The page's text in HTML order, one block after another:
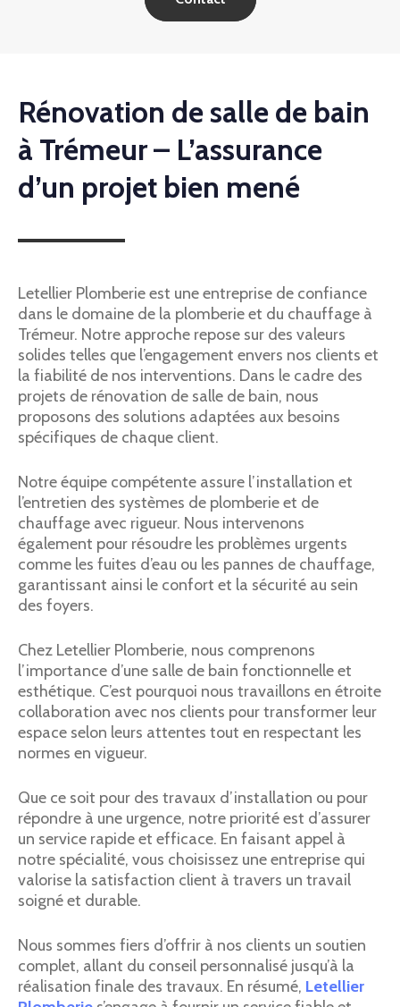
Rénovation de salle de bain
à Trémeur – L’assurance
d’un projet bien mené
Letellier Plomberie est une entreprise de confiance
dans le domaine de la plomberie et du chauffage à
Trémeur. Notre approche repose sur des valeurs
solides telles que l’engagement envers nos clients et
la fiabilité de nos interventions. Dans le cadre des
projets de rénovation de salle de bain, nous
proposons des solutions adaptées aux besoins
spécifiques de chaque client.
Notre équipe compétente assure l’installation et
l’entretien des systèmes de plomberie et de
chauffage avec rigueur. Nous intervenons
également pour résoudre les problèmes urgents
comme les fuites d’eau ou les pannes de chauffage,
garantissant ainsi le confort et la sécurité au sein
des foyers.
Chez Letellier Plomberie, nous comprenons
l’importance d’une salle de bain fonctionnelle et
esthétique. C’est pourquoi nous travaillons en étroite
collaboration avec nos clients pour transformer leur
espace selon leurs attentes tout en respectant les
normes en vigueur.
Que ce soit pour des travaux d’installation ou pour
répondre à une urgence, notre priorité est d’assurer
un service rapide et efficace. En faisant appel à
notre spécialité, vous choisissez une entreprise qui
valorise la satisfaction client à travers un travail
soigné et durable.
Nous sommes fiers d’offrir à nos clients un soutien
complet, allant du conseil personnalisé jusqu’à la
réalisation finale des travaux. En résumé, Letellier